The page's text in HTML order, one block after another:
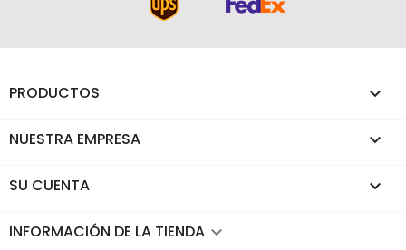
PRODUCTOS 
NUESTRA EMPRESA 
SU CUENTA 
INFORMACIÓN DE LA TIENDA keyboard_arrow_down